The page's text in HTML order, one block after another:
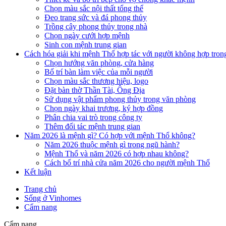
Chọn màu sắc nội thất tổng thể
Đeo trang sức và đá phong thủy
Trồng cây phong thủy trong nhà
Chọn ngày cưới hợp mệnh
Sinh con mệnh trung gian
Cách hóa giải khi mệnh Thổ hợp tác với người không hợp
Chọn hướng văn phòng, cửa hàng
Bố trí bàn làm việc của mỗi người
Chọn màu sắc thương hiệu, logo
Đặt bàn thờ Thần Tài, Ông Địa
Sử dụng vật phẩm phong thủy trong văn phòng
Chọn ngày khai trương, ký hợp đồng
Phân chia vai trò trong công ty
Thêm đối tác mệnh trung gian
Năm 2026 là mệnh gì? Có hợp với mệnh Thổ không?
Năm 2026 thuộc mệnh gì trong ngũ hành?
Mệnh Thổ và năm 2026 có hợp nhau không?
Cách bố trí nhà cửa năm 2026 cho người mệnh Thổ
Kết luận
Trang chủ
Sống ở Vinhomes
Cẩm nang
Cẩm nang